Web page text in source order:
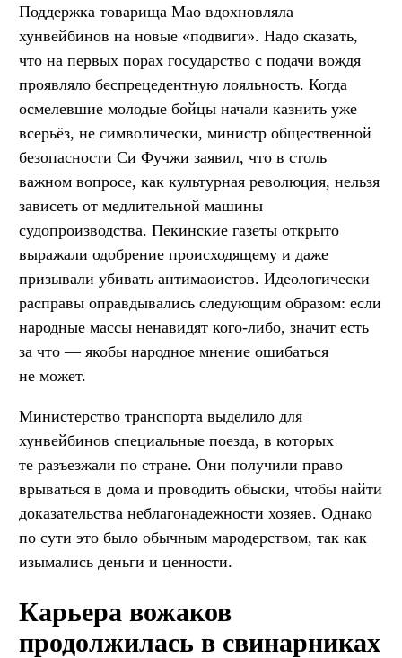
Поддержка товарища Мао вдохновляла
хунвейбинов на новые «подвиги». Надо сказать,
что на первых порах государство с подачи вождя
проявляло беспрецедентную лояльность. Когда
осмелевшие молодые бойцы начали казнить уже
всерьёз, не символически, министр общественной
безопасности Си Фучжи заявил, что в столь
важном вопросе, как культурная революция, нельзя
зависеть от медлительной машины
судопроизводства. Пекинские газеты открыто
выражали одобрение происходящему и даже
призывали убивать антимаоистов. Идеологически
расправы оправдывались следующим образом: если
народные массы ненавидят кого-либо, значит есть
за что — якобы народное мнение ошибаться
не может.
Министерство транспорта выделило для
хунвейбинов специальные поезда, в которых
те разъезжали по стране. Они получили право
врываться в дома и проводить обыски, чтобы найти
доказательства неблагонадежности хозяев. Однако
по сути это было обычным мародерством, так как
изымались деньги и ценности.
Карьера вожаков
продолжилась в свинарниках